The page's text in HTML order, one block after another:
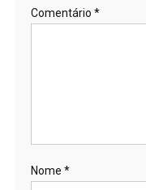
Comentário *
Nome *